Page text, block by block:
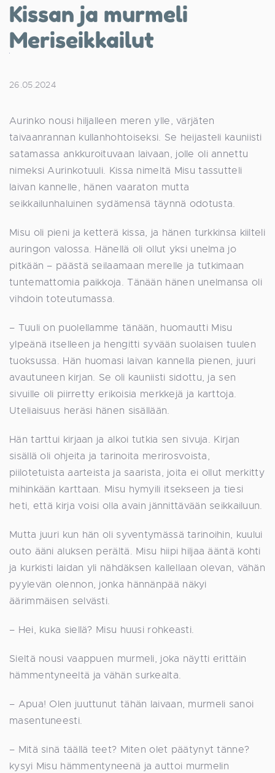
Kissan ja murmeli
Meriseikkailut
26.05.2024
Aurinko nousi hiljalleen meren ylle, värjäten
taivaanrannan kullanhohtoiseksi. Se heijasteli kauniisti
satamassa ankkuroituvaan laivaan, jolle oli annettu
nimeksi Aurinkotuuli. Kissa nimeltä Misu tassutteli
laivan kannelle, hänen vaaraton mutta
seikkailunhaluinen sydämensä täynnä odotusta.
Misu oli pieni ja ketterä kissa, ja hänen turkkinsa kiilteli
auringon valossa. Hänellä oli ollut yksi unelma jo
pitkään – päästä seilaamaan merelle ja tutkimaan
tuntemattomia paikkoja. Tänään hänen unelmansa oli
vihdoin toteutumassa.
– Tuuli on puolellamme tänään, huomautti Misu
ylpeänä itselleen ja hengitti syvään suolaisen tuulen
tuoksussa. Hän huomasi laivan kannella pienen, juuri
avautuneen kirjan. Se oli kauniisti sidottu, ja sen
sivuille oli piirretty erikoisia merkkejä ja karttoja.
Uteliaisuus heräsi hänen sisällään.
Hän tarttui kirjaan ja alkoi tutkia sen sivuja. Kirjan
sisällä oli ohjeita ja tarinoita merirosvoista,
piilotetuista aarteista ja saarista, joita ei ollut merkitty
mihinkään karttaan. Misu hymyili itsekseen ja tiesi
heti, että kirja voisi olla avain jännittävään seikkailuun.
Mutta juuri kun hän oli syventymässä tarinoihin, kuului
outo ääni aluksen perältä. Misu hiipi hiljaa ääntä kohti
ja kurkisti laidan yli nähdäksen kallellaan olevan, vähän
pyylevän olennon, jonka hännänpää näkyi
äärimmäisen selvästi.
– Hei, kuka siellä? Misu huusi rohkeasti.
Sieltä nousi vaappuen murmeli, joka näytti erittäin
hämmentyneeltä ja vähän surkealta.
– Apua! Olen juuttunut tähän laivaan, murmeli sanoi
masentuneesti.
– Mitä sinä täällä teet? Miten olet päätynyt tänne?
kysyi Misu hämmentyneenä ja auttoi murmelin